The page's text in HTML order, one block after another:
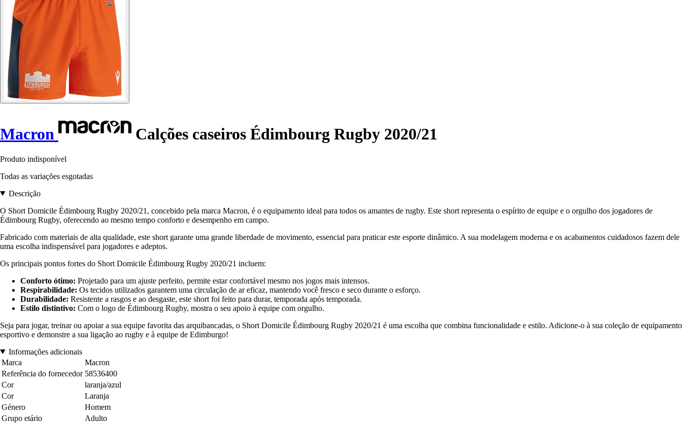
Macron Calções caseiros Édimbourg Rugby 2020/21
Produto indisponível
Todas as variações esgotadas
Descrição
O Short Domicile Édimbourg Rugby 2020/21, concebido pela marca Macron, é o equipamento ideal para todos os amantes de rugby. Este short representa o espírito de equipe e o orgulho dos jogadores de
Édimbourg Rugby, oferecendo ao mesmo tempo conforto e desempenho em campo.
Fabricado com materiais de alta qualidade, este short garante uma grande liberdade de movimento, essencial para praticar este esporte dinâmico. A sua modelagem moderna e os acabamentos cuidadosos fazem dele
uma escolha indispensável para jogadores e adeptos.
Os principais pontos fortes do Short Domicile Édimbourg Rugby 2020/21 incluem:
Conforto ótimo: Projetado para um ajuste perfeito, permite estar confortável mesmo nos jogos mais intensos.
Respirabilidade: Os tecidos utilizados garantem uma circulação de ar eficaz, mantendo você fresco e seco durante o esforço.
Durabilidade: Resistente a rasgos e ao desgaste, este short foi feito para durar, temporada após temporada.
Estilo distintivo: Com o logo de Édimbourg Rugby, mostra o seu apoio à equipe com orgulho.
Seja para jogar, treinar ou apoiar a sua equipe favorita das arquibancadas, o Short Domicile Édimbourg Rugby 2020/21 é uma escolha que combina funcionalidade e estilo. Adicione-o à sua coleção de equipamento
esportivo e demonstre a sua ligação ao rugby e à equipe de Edimburgo!
Informações adicionais
Marca
Macron
Referência do fornecedor 58536400
Cor
laranja/azul
Cor
Laranja
Género
Homem
Grupo etário
Adulto